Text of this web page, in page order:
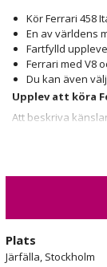
Kör Ferrari 458
En av världens
Fartfylld
Ferrari med V8
Du kan även
Upplev att köra
Att beskriva
du krafterna av en
du välkomnas av
förarsätet och
Kupén i Ferrari
design. Ni går
Plats
Järfälla, Stockholm